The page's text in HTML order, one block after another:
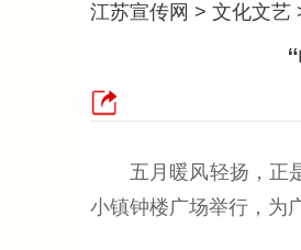
江苏宣传网 > 文化文艺
五月暖风轻扬，正是
小镇钟楼广场举行，为